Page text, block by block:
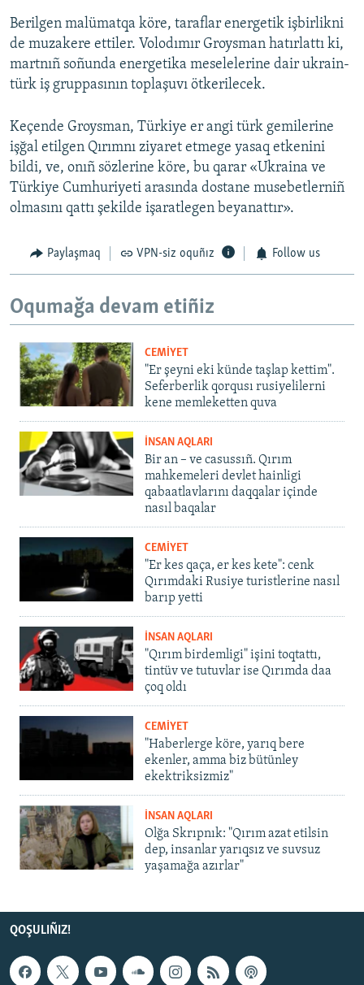
Berilgen malümatqa köre, taraflar energetik işbirlikni
de muzakere ettiler. Volodımır Groysman hatırlattı ki,
martnıñ soñunda energetika meselelerine dair ukrain-
türk iş gruppasının toplaşuvı ötkerilecek.
Keçende Groysman, Türkiye er angi türk gemilerine
işğal etilgen Qırımnı ziyaret etmege yasaq etkenini
bildi, ve, onıñ sözlerine köre, bu qarar «Ukraina ve
Türkiye Cumhuriyeti arasında dostane musebetlerniñ
olmasını qattı şekilde işaratlegen beyanattır».
Paylaşmaq VPN-siz oquñız Follow us
Oqumağa devam etiñiz
CEMİYET
"Er şeyni eki künde taşlap kettim".
Seferberlik qorqusı rusiyelilerni
kene memleketten quva
İNSAN AQLARI
Bir an – ve casussıñ. Qırım
mahkemeleri devlet hainligi
qabaatlavlarını daqqalar içinde
nasıl baqalar
CEMİYET
"Er kes qaça, er kes kete": cenk
Qırımdaki Rusiye turistlerine nasıl
barıp yetti
İNSAN AQLARI
"Qırım birdemligi" işini toqtattı,
tintüv ve tutuvlar ise Qırımda daa
çoq oldı
CEMİYET
"Haberlerge köre, yarıq bere
ekenler, amma biz bütünley
ekektriksizmiz"
İNSAN AQLARI
Olğa Skrıpnık: "Qırım azat etilsin
dep, insanlar yarıqsız ve suvsuz
yaşamağa azırlar"
QOŞULIÑIZ!